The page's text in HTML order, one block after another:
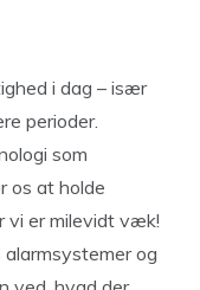
i dag – især
perioder.
som
os at holde
vi er milevidt væk!
og